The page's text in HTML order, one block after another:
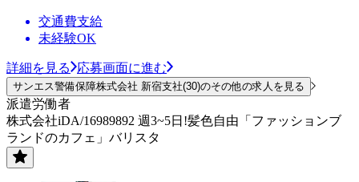
交通費支給
未経験OK
詳細を見る 応募画面に進む
サンエス警備保障株式会社 新宿支社(30)のその他の求人を見る
派遣労働者
株式会社iDA/16989892 週3~5日!髪色自由「ファッションブ
ランドのカフェ」バリスタ